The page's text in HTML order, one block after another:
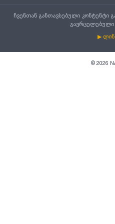
ჩვენთან განთავსებული კონტენტი
გავრცელებული
▶
© 2026